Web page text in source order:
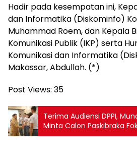
Hadir pada kesempatan ini,
dan Informatika (Diskominfo)
Muhammad Roem, dan Kepala
Komunikasi Publik (IKP) serta
Komunikasi dan Informatika
Makassar, Abdullah. (*)
Post Views: 35
Terima Audiensi DPPI,
Minta Calon Paskibraka
Prestasi